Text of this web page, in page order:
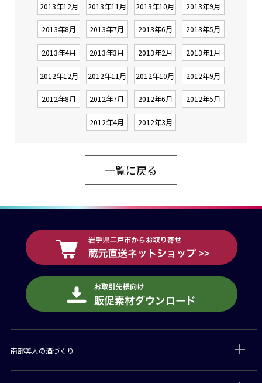
2013年12月 2013年11月 2013年10月 2013年9月
2013年8月 2013年7月 2013年6月 2013年5月
2013年4月 2013年3月 2013年2月 2013年1月
2012年12月 2012年11月 2012年10月 2012年9月
2012年8月 2012年7月 2012年6月 2012年5月
2012年4月 2012年3月
一覧に戻る
南部美人の酒づくり